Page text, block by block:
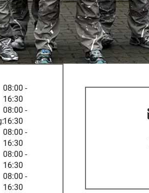
08:00 -
16:30
08:00 -
16:30
08:00 -
16:30
08:00 -
16:30
08:00 -
16:30